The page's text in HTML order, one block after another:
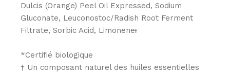
Dulcis (Orange) Peel Oil Expressed, Sodium
Gluconate, Leuconostoc/Radish Root Ferment
Filtrate, Sorbic Acid, Limoneneᵻ
*Certifié biologique
† Un composant naturel des huiles essentielles